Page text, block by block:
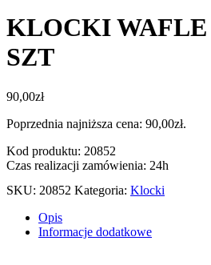
KLOCKI
SZT
90,00zł
Poprzednia najniższa cena: 90,00zł.
Kod produktu: 20852
Czas realizacji zamówienia: 24h
SKU: 20852 Kategoria: Klocki
Opis
Informacje dodatkowe